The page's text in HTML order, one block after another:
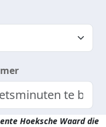
Hoeksche Waard die